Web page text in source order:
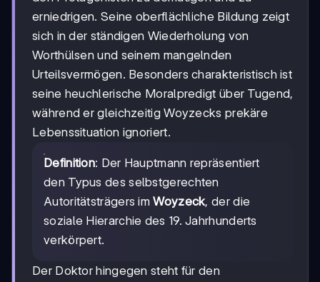
erniedrigen. Seine oberflächliche Bildung zeigt
sich in der ständigen Wiederholung von
Worthülsen und seinem mangelnden
Urteilsvermögen. Besonders charakteristisch ist
seine heuchlerische Moralpredigt über Tugend,
während er gleichzeitig Woyzecks prekäre
Lebenssituation ignoriert.
Definition: Der Hauptmann repräsentiert
den Typus des selbstgerechten
Autoritätsträgers imWoyzeck, der die
soziale Hierarchie des 19. Jahrhunderts
verkörpert.
Der Doktor hingegen steht für den